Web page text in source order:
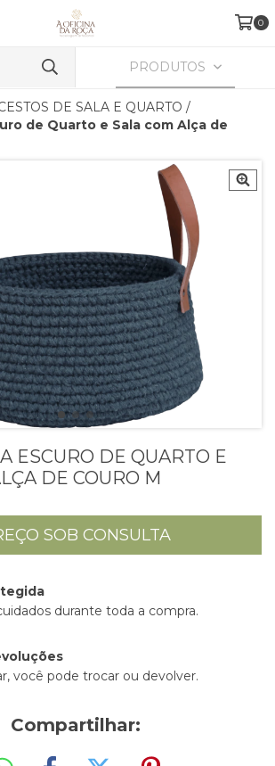
0
PRODUTOS
DE SALA E QUARTO /
de Quarto e Sala com Alça de
ESCURO DE QUARTO E
DE COURO M
durante toda a compra.
você pode trocar ou devolver.
Compartilhar: